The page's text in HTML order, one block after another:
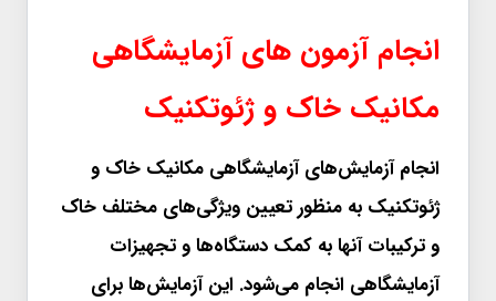
انجام آزمون های آزمایشگاهی
مکانیک خاک و ژئوتکنیک
انجام آزمایش‌های آزمایشگاهی مکانیک خاک و
ژئوتکنیک به منظور تعیین ویژگی‌های مختلف خاک
و ترکیبات آنها به کمک دستگاه‌ها و تجهیزات
آزمایشگاهی انجام می‌شود. این آزمایش‌ها برای